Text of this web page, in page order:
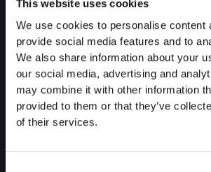
This website uses cookies
We use cookies to personalise content
provide social media features and to
We also share information about your
our social media, advertising and
may combine it with other information
provided to them or that they’ve
of their services.
Blog
CRÉER UNE ENTREPRISE
Créer raison individuelle